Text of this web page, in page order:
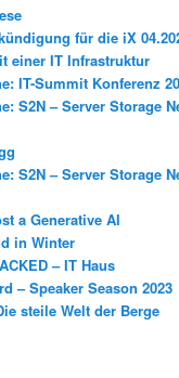
für die iX
einer IT Infrastruktur
IT-Summit Konferenz
S2N – Server Storage
S2N – Server Storage
a Generative AI
in Winter
– IT Haus
– Speaker Season 2023
steile Welt der Berge